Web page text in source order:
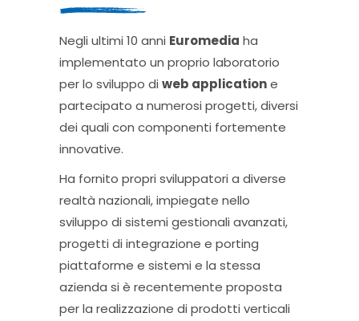
Negli ultimi 10 anni Euromedia ha
implementato un proprio laboratorio
per lo sviluppo di web applicatione
partecipato a numerosi progetti, diversi
dei quali con componenti fortemente
innovative.
Ha fornito propri sviluppatori a diverse
realtà nazionali, impiegate nello
sviluppo di sistemi gestionali avanzati,
progetti di integrazione e porting
piattaforme e sistemi e la stessa
azienda si è recentemente proposta
per la realizzazione di prodotti verticali